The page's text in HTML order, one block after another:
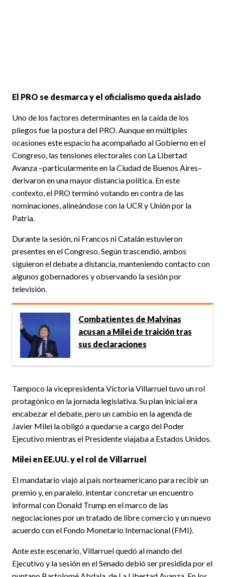
El PRO se desmarca y el oficialismo queda aislado
Uno de los factores determinantes en la caída de los
pliegos fue la postura del PRO. Aunque en múltiples
ocasiones este espacio ha acompañado al Gobierno en el
Congreso, las tensiones electorales con La Libertad
Avanza –particularmente en la Ciudad de Buenos Aires–
derivaron en una mayor distancia política. En este
contexto, el PRO terminó votando en contra de las
nominaciones, alineándose con la UCR y Unión por la
Patria.
Durante la sesión, ni Francos ni Catalán estuvieron
presentes en el Congreso. Según trascendió, ambos
siguieron el debate a distancia, manteniendo contacto con
algunos gobernadores y observando la sesión por
televisión.
Combatientes de Malvinas
acusan a Milei de traición tras
sus declaraciones
Tampoco la vicepresidenta Victoria Villarruel tuvo un rol
protagónico en la jornada legislativa. Su plan inicial era
encabezar el debate, pero un cambio en la agenda de
Javier Milei la obligó a quedarse a cargo del Poder
Ejecutivo mientras el Presidente viajaba a Estados Unidos.
Milei en EE.UU. y el rol de Villarruel
El mandatario viajó al país norteamericano para recibir un
premio y, en paralelo, intentar concretar un encuentro
informal con Donald Trump en el marco de las
negociaciones por un tratado de libre comercio y un nuevo
acuerdo con el Fondo Monetario Internacional (FMI).
Ante este escenario, Villarruel quedó al mando del
Ejecutivo y la sesión en el Senado debió ser presidida por el